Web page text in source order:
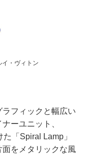
イ・ヴィトン
フィックと幅広い
ーユニット、
「Spiral Lamp」
をメタリックな風